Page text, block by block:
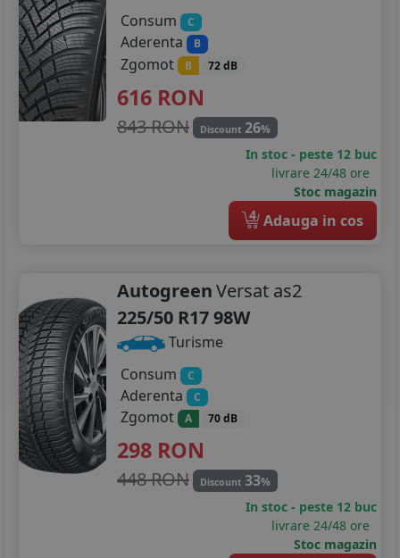
255/30R20
255/35R20
265/35R20
315/35R20
245/35R21
275/30R21
285/30R21
285/35R21
Consum
C
Aderenta B
Zgomot B 72 dB
616 RON
843 RON Discount 26%
In stoc - peste 12 buc
livrare 24/48 ore
Stoc magazin
4 Adauga in cos
AutogreenVersat as2
225/50 R17 98W
Turisme
Consum
C
Aderenta C
Zgomot A 70 dB
298 RON
448 RON Discount 33%
In stoc - peste 12 buc
livrare 24/48 ore
Stoc magazin